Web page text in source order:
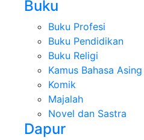
Buku
Buku Profesi
Buku Pendidikan
Buku Religi
Kamus Bahasa Asing
Komik
Majalah
Novel dan Sastra
Dapur